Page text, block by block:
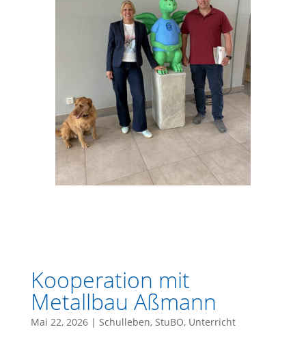
Kooperation mit
Metallbau Aßmann
Mai 22, 2026| Schulleben, StuBO, Unterricht